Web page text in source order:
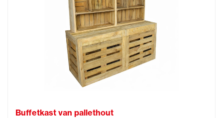
Buffetkast van pallethout